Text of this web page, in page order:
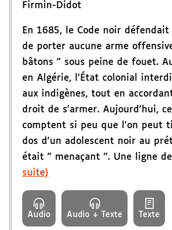
Firmin-Didot
En 1685, le Code noir défendait
de porter aucune arme
bâtons " sous peine de fouet.
en Algérie, l'État colonial
aux indigènes, tout en
droit de s'armer. Aujourd'hui,
comptent si peu que l'on peut
dos d'un adolescent noir au
était " menaçant ". Une ligne
suite)
Audio Audio + Texte Texte